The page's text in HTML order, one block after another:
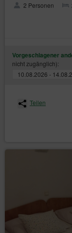
2 Personen
Vorgeschlagener
nicht zugänglich):
10.08.2026 -
Teilen